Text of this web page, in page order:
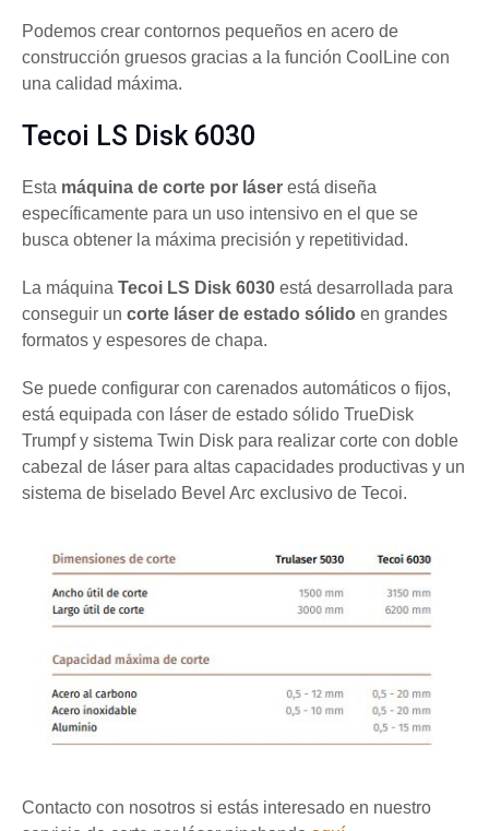
Podemos crear contornos pequeños en acero de
construcción gruesos gracias a la función CoolLine con
una calidad máxima.
Tecoi LS Disk 6030
Esta máquina de corte por láser está diseña
específicamente para un uso intensivo en el que se
busca obtener la máxima precisión y repetitividad.
La máquina Tecoi LS Disk 6030 está desarrollada para
conseguir un corte láser de estado sólido en grandes
formatos y espesores de chapa.
Se puede configurar con carenados automáticos o fijos,
está equipada con láser de estado sólido TrueDisk
Trumpf y sistema Twin Disk para realizar corte con doble
cabezal de láser para altas capacidades productivas y un
sistema de biselado Bevel Arc exclusivo de Tecoi.
Contacto con nosotros si estás interesado en nuestro